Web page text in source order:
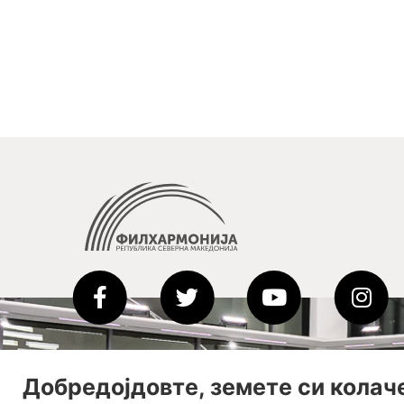
Добредојдовте, земете си